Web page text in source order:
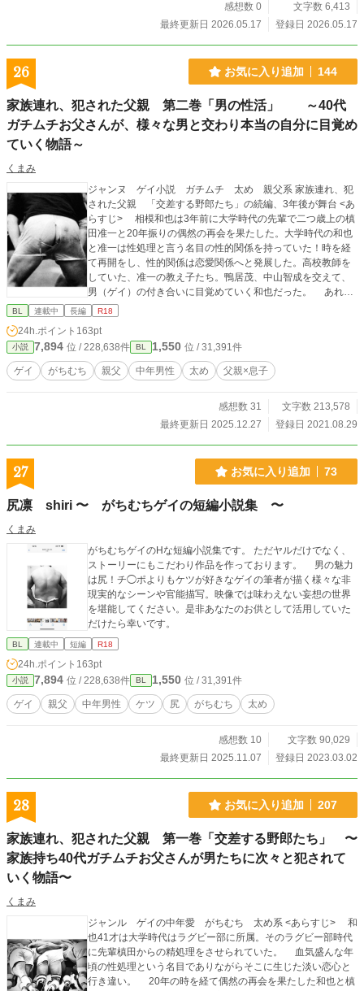
感想数 0
文字数 6,413
最終更新日 2026.05.17
登録日 2026.05.17
26 お気に入り追加 144
家族連れ、犯された父親 第二巻「男の性活」 ～40代
ガチムチお父さんが、様々な男と交わり本当の自分に目覚め
ていく物語～
くまみ
ジャンヌ ゲイ小説 ガチムチ 太め 親父系 家族連れ、犯
された父親 「交差する野郎たち」の続編、3年後が舞台 <あ
らすじ> 相模和也は3年前に大学時代の先輩で二つ歳上の槙
田准一と20年振りの偶然の再会を果たした。大学時代の和也
と准一は性処理と言う名目の性的関係を持っていた！時を経
て再開をし、性的関係は恋愛関係へと発展した。高校教師を
していた、准一の教え子たち。鴨居茂、中山智成を交えて、
男（ゲイ）の付き合いに目覚めていく和也だった。 あれか
ら3年が経ち、和也も周囲の状況には新たなる男たちが登場。
であった。
BL 連載中 長編 R18
24h.ポイント 163pt
小説 7,894 位 / 228,638件 BL 1,550 位 / 31,391件
ゲイ がちむち 親父 中年男性 太め 父親×息子
感想数 31
文字数 213,578
最終更新日 2025.12.27
登録日 2021.08.29
27 お気に入り追加 73
尻凛 shiri 〜 がちむちゲイの短編小説集 〜
くまみ
がちむちゲイのHな短編小説集です。 ただヤルだけでなく、
ストーリーにもこだわり作品を作っております。 男の魅力
は尻！チ◯ポよりもケツが好きなゲイの筆者が描く様々な非
現実的なシーンや官能描写。映像では味わえない妄想の世界
を堪能してください。是非あなたのお供として活用していた
だけたら幸いです。
BL 連載中 短編 R18
24h.ポイント 163pt
小説 7,894 位 / 228,638件 BL 1,550 位 / 31,391件
ゲイ 親父 中年男性 ケツ 尻 がちむち 太め
感想数 10
文字数 90,029
最終更新日 2025.11.07
登録日 2023.03.02
28 お気に入り追加 207
家族連れ、犯された父親 第一巻「交差する野郎たち」 〜
家族持ち40代ガチムチお父さんが男たちに次々と犯されて
いく物語〜
くまみ
ジャンル ゲイの中年愛 がちむち 太め系 <あらすじ> 和
也41才は大学時代はラグビー部に所属。そのラグビー部時代
に先輩槙田からの精処理をさせられていた。 血気盛んな年
頃の性処理という名目でありながらそこに生じた淡い恋心と
行き違い。 20年の時を経て偶然の再会を果たした和也と槙